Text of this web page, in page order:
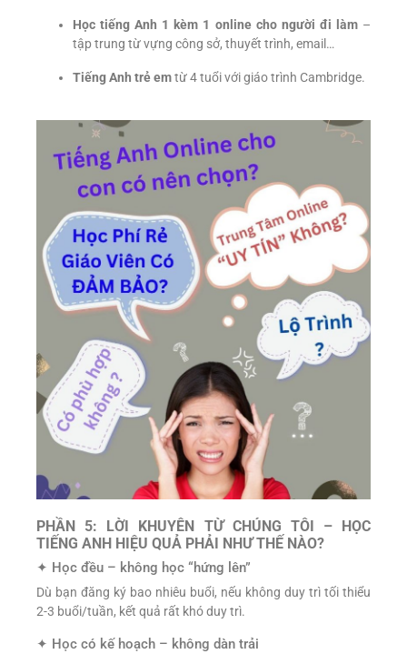
Học tiếng Anh 1 kèm 1 online cho người đi làm–
tập trung từ vựng công sở, thuyết trình, email…
Tiếng Anh trẻ emtừ 4 tuổi với giáo trình Cambridge.
PHẦN 5: LỜI KHUYÊN TỪ CHÚNG TÔI – HỌC
TIẾNG ANH HIỆU QUẢ PHẢI NHƯ THẾ NÀO?
✦ Học đều – không học “hứng lên”
Dù bạn đăng ký bao nhiêu buổi, nếu không duy trì tối thiểu
2-3 buổi/tuần, kết quả rất khó duy trì.
✦ Học có kế hoạch – không dàn trải